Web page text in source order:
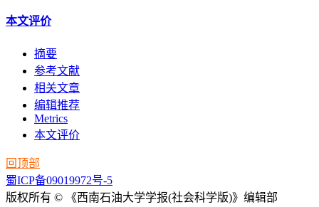
本文评价
摘要
参考文献
相关文章
编辑推荐
Metrics
本文评价
回顶部
蜀ICP备09019972号-5
版权所有 © 《西南石油大学学报(社会科学版)》编辑部